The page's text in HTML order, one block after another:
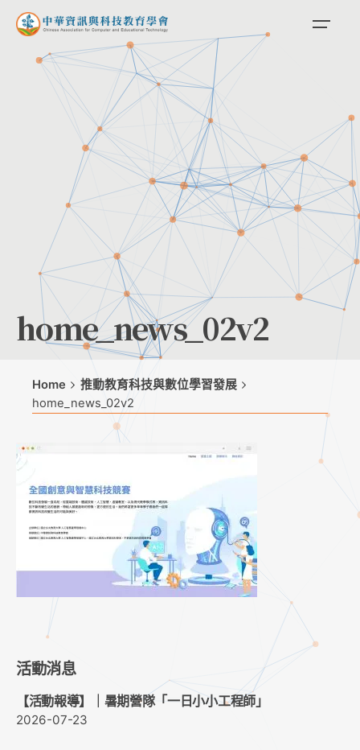
Skip
content
home_news_02v2
Home
推動教育科技與數位學習發展
home_news_02v2
活動消息
【活動報導】｜暑期營隊「一日小小工程師」
2026-07-23